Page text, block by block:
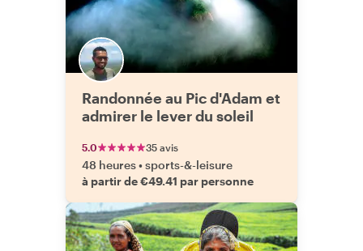
Randonnée au Pic d'Adam et
admirer le lever du soleil
5.0 35 avis
48 heures•sports-&-leisure
à partir de €49.41 par personne